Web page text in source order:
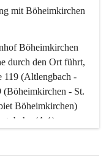
mit Böheimkirchen
Böheimkirchen
durch den Ort führt,
119 (Altlengbach -
(Böheimkirchen - St.
Böheimkirchen)
(A 1).